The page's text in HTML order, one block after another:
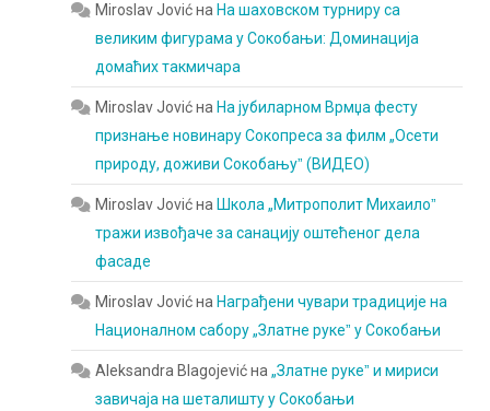
Miroslav Jovićна На шаховском турниру са
великим фигурама у Сокобањи: Доминација
домаћих такмичара
Miroslav Jovićна На јубиларном Врмџа фесту
признање новинару Сокопреса за филм „Осети
природу, доживи Сокобањуˮ (ВИДЕО)
Miroslav Jovićна Школа „Митрополит Михаилоˮ
тражи извођаче за санацију оштећеног дела
фасаде
Miroslav Jovićна Награђени чувари традиције на
Националном сабору „Златне рукеˮ у Сокобањи
Aleksandra Blagojevićна„Златне рукеˮ и мириси
завичаја на шеталишту у Сокобањи